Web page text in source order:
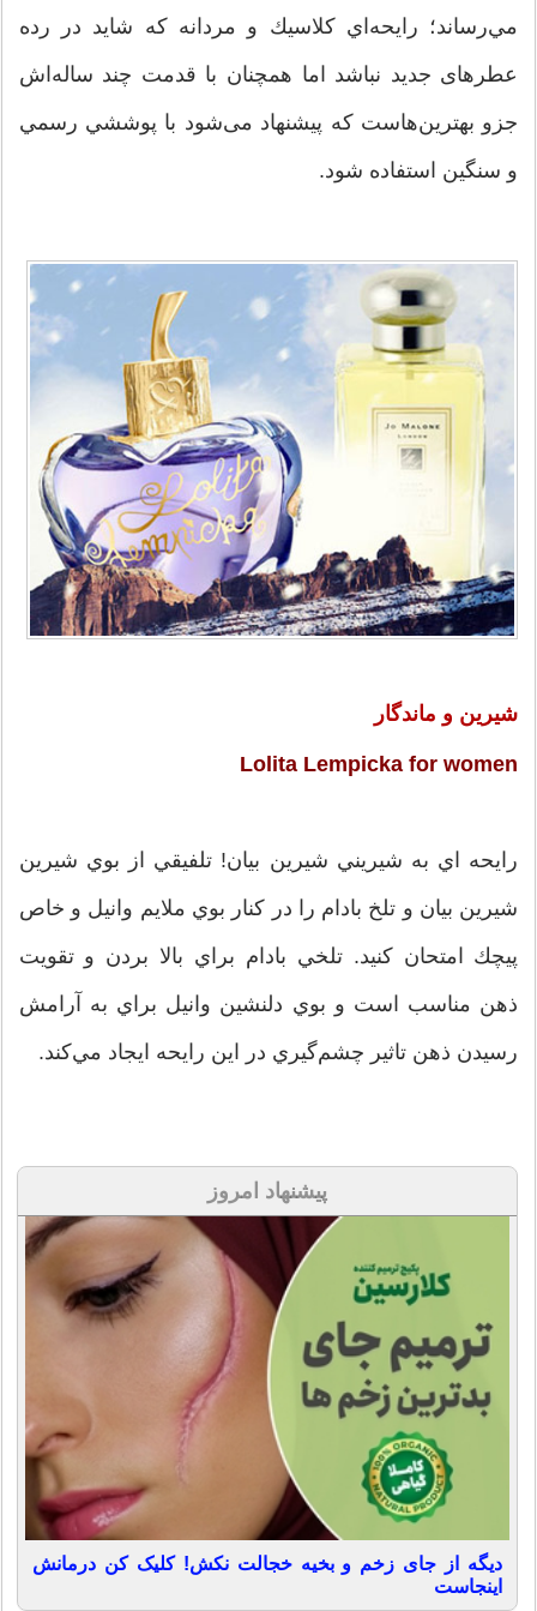
مي‌رساند؛ رايحه‌اي كلاسيك و مردانه که شاید در رده
عطرهای جدید نباشد اما همچنان با قدمت چند ساله‌اش
جزو بهترین‌هاست که پیشنهاد می‌شود با پوششي رسمي
و سنگين استفاده شود.
شیرین و ماندگار
Lolita Lempicka for women
رايحه اي به شيريني شيرين بيان! تلفيقي از بوي شيرين
شيرين بيان و تلخ بادام را در كنار بوي ملايم وانيل و خاص
پيچك امتحان كنيد. تلخي بادام براي بالا بردن و تقويت
ذهن مناسب است و بوي دلنشين وانيل براي به آرامش
رسيدن ذهن تاثير چشم‌گيري در اين رايحه ايجاد مي‌كند.
پیشنهاد امروز
دیگه از جای زخم و بخیه خجالت نکش! کلیک کن درمانش
اینجاست